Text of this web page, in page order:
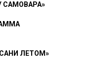
САМОВАРА»
ЛЕТОМ»